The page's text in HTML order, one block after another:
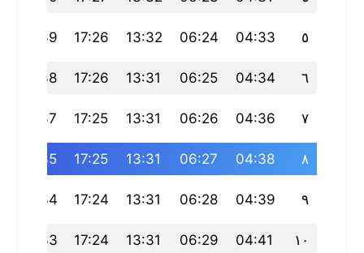
٥ 04:33
06:24
13:32
17:26
20:39
٦ 04:34
06:25
13:31
17:26
20:38
٧ 04:36
06:26
13:31
17:25
20:37
٨ 04:38
06:27
13:31
17:25
20:35
٩ 04:39
06:28
13:31
17:24
20:34
١٠ 04:41
06:29
13:31
17:24
20:33